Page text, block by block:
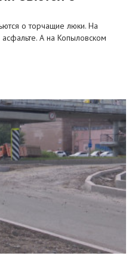
о торчащие люки. На
А на Копыловском